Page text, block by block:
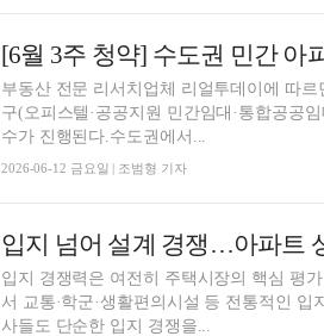
부동산 전문 리서치업체 리얼투데이에 따
구(오피스텔·공공지원 민간임대·통합공공
수가 진행된다.수도권에서...
2026-06-12 금요일 | 조범형 기자
입지 넘어 설계 경쟁…아파트
입지 경쟁력은 여전히 주택시장의 핵심 평
서 교통·학군·생활편의시설 등 전통적인
사들도 단순한 입지 경쟁을...